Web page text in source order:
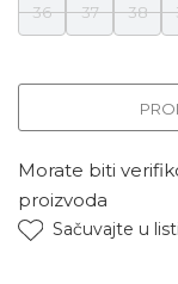
36 37 38
Morate biti
proizvoda
Sačuvajte u